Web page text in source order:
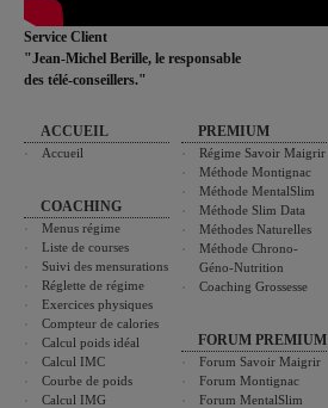
Service Client
"Jean-Michel Berille, le responsable
des télé-conseillers."
ACCUEIL
Accueil
COACHING
Menus régime
Liste de courses
Suivi des mensurations
Réglette de régime
Exercices physiques
Compteur de calories
Calcul poids idéal
Calcul IMC
Courbe de poids
Calcul IMG
PREMIUM
Régime Savoir Maigrir
Méthode Montignac
Méthode MentalSlim
Méthode Slim Data
Méthodes Naturelles
Méthode Chrono-
Géno-Nutrition
Coaching Grossesse
FORUM PREMIUM
Forum Savoir Maigrir
Forum Montignac
Forum MentalSlim